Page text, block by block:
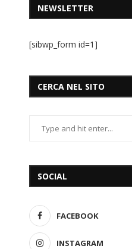
NEWSLETTER
[sibwp_form id=1]
CERCA NEL SITO
SOCIAL
FACEBOOK
INSTAGRAM